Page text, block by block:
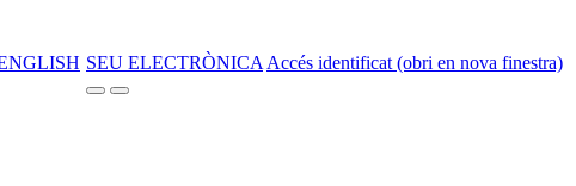
SEU ELECTRÒNICA Accés identificat (obri en nova finestra)